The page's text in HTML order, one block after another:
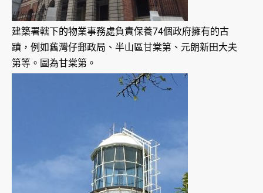
建築署轄下的物業事務處負責保養74個政府擁有的古
蹟，例如舊灣仔郵政局、半山區甘棠第、元朗新田大夫
第等。圖為甘棠第。